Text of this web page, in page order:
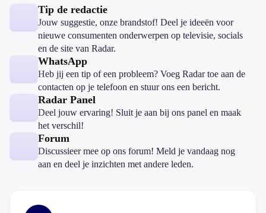
Tip de redactie
Jouw suggestie, onze brandstof! Deel je ideeën voor
nieuwe consumenten onderwerpen op televisie, socials
en de site van Radar.
WhatsApp
Heb jij een tip of een probleem? Voeg Radar toe aan de
contacten op je telefoon en stuur ons een bericht.
Radar Panel
Deel jouw ervaring! Sluit je aan bij ons panel en maak
het verschil!
Forum
Discussieer mee op ons forum! Meld je vandaag nog
aan en deel je inzichten met andere leden.